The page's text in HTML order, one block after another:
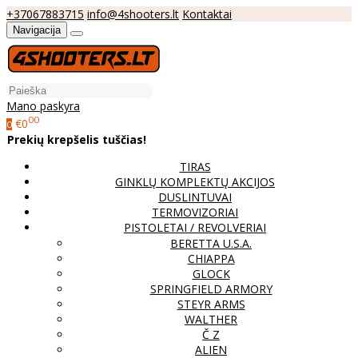
+37067883715 info@4shooters.lt Kontaktai
Navigacija
Mano paskyra
0 €000
Prekių krepšelis tuščias!
TIRAS
GINKLŲ KOMPLEKTŲ AKCIJOS
DUSLINTUVAI
TERMOVIZORIAI
PISTOLETAI / REVOLVERIAI
BERETTA U.S.A.
CHIAPPA
GLOCK
SPRINGFIELD ARMORY
STEYR ARMS
WALTHER
Č Z
ALIEN